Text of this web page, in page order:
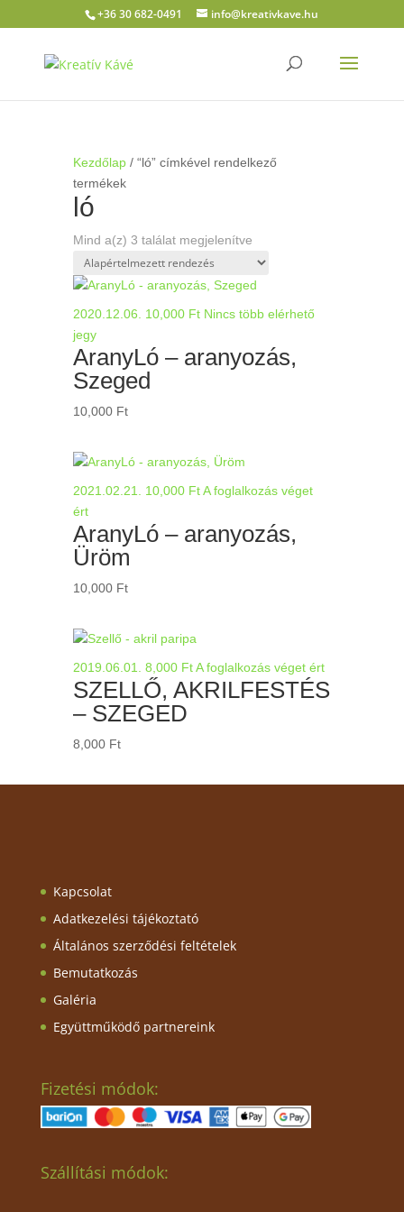
+36 30 682-0491 info@kreativkave.hu
Kezdőlap/ “ló” címkével rendelkező
termékek
ló
Mind a(z) 3 találat megjelenítve
2020.12.06. 10,000 Ft Nincs több elérhető
jegy
AranyLó – aranyozás,
Szeged
10,000 Ft
2021.02.21. 10,000 Ft A foglalkozás véget
ért
AranyLó – aranyozás,
Üröm
10,000 Ft
2019.06.01. 8,000 Ft A foglalkozás véget ért
SZELLŐ, AKRILFESTÉS
– SZEGED
8,000 Ft
Kapcsolat
Adatkezelési tájékoztató
Általános szerződési feltételek
Bemutatkozás
Galéria
Együttműködő partnereink
Fizetési módok:
Szállítási módok: